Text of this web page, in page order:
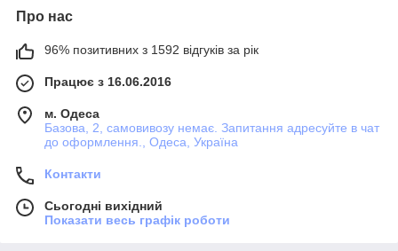
Про нас
96% позитивних з 1592 відгуків за рік
Працює з 16.06.2016
м. Одеса
Базова, 2, самовивозу немає. Запитання адресуйте в чат
до оформлення., Одеса, Україна
Контакти
Сьогодні вихідний
Показати весь графік роботи